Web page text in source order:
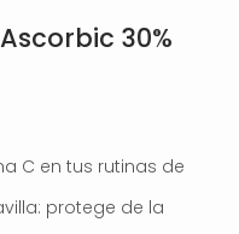
30%
C en tus rutinas de
protege de la